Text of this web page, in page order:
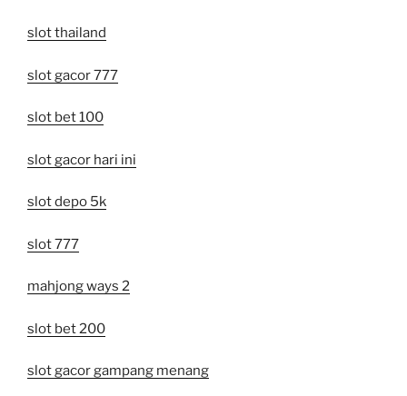
slot thailand
slot gacor 777
slot bet 100
slot gacor hari ini
slot depo 5k
slot 777
mahjong ways 2
slot bet 200
slot gacor gampang menang